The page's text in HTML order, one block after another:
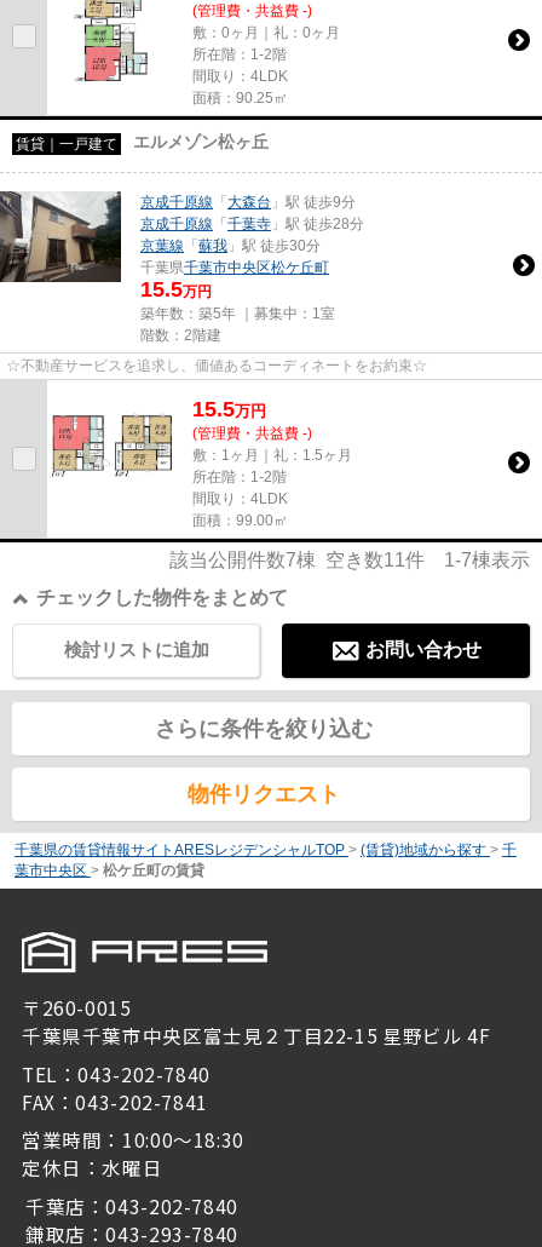
(管理費・共益費 -)
敷：0ヶ月｜礼：0ヶ月
所在階：1-2階
間取り：4LDK
面積：90.25㎡
賃貸｜一戸建て エルメゾン松ヶ丘
京成千原線 「大森台 」駅 徒歩9分
京成千原線 「千葉寺 」駅 徒歩28分
京葉線 「蘇我 」駅 徒歩30分
千葉県千葉市中央区松ケ丘町
15.5万円
築年数：築5年 ｜募集中： 1室
階数：2階建
☆不動産サービスを追求し、価値あるコーディネートをお約束☆
15.5万円
(管理費・共益費 -)
敷：1ヶ月｜礼：1.5ヶ月
所在階：1-2階
間取り：4LDK
面積：99.00㎡
該当公開件数7棟 空き数11件 1-7棟表示
チェックした物件をまとめて
お問い合わせ
検討リストに追加
さらに条件を絞り込む
物件リクエスト
千葉県の賃貸情報サイトARESレジデンシャルTOP > (賃貸)地域から探す > 千
葉市中央区 > 松ケ丘町の賃貸
〒260-0015
千葉県千葉市中央区富士見２丁目22-15 星野ビル 4F
TEL：043-202-7840
FAX：043-202-7841
営業時間：10:00～18:30
定休日：水曜日
千葉店：043-202-7840
鎌取店：043-293-7840